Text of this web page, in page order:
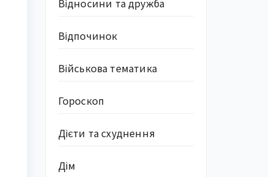
Відносини та дружба
Відпочинок
Військова тематика
Гороскоп
Дієти та схуднення
Дім